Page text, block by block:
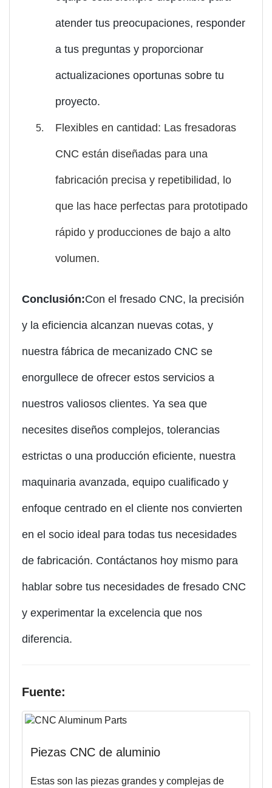
atender tus preocupaciones, responder
a tus preguntas y proporcionar
actualizaciones oportunas sobre tu
proyecto.
Flexibles en cantidad: Las fresadoras
CNC están diseñadas para una
fabricación precisa y repetibilidad, lo
que las hace perfectas para prototipado
rápido y producciones de bajo a alto
volumen.
Conclusión:Con el fresado CNC, la precisión
y la eficiencia alcanzan nuevas cotas, y
nuestra fábrica de mecanizado CNC se
enorgullece de ofrecer estos servicios a
nuestros valiosos clientes. Ya sea que
necesites diseños complejos, tolerancias
estrictas o una producción eficiente, nuestra
maquinaria avanzada, equipo cualificado y
enfoque centrado en el cliente nos convierten
en el socio ideal para todas tus necesidades
de fabricación. Contáctanos hoy mismo para
hablar sobre tus necesidades de fresado CNC
y experimentar la excelencia que nos
diferencia.
Fuente:
Piezas CNC de aluminio
Estas son las piezas grandes y complejas de